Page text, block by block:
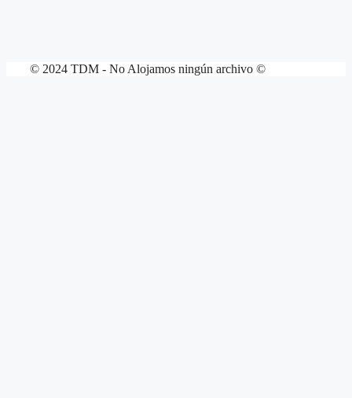
© 2024 TDM - No Alojamos ningún archivo ©